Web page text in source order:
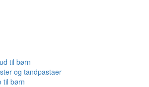
til børn
og tandpastaer
til børn